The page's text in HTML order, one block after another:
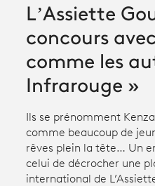
Creators
À la une
Participer et assister à une
À votre écoute
Productions et innovation
Programme tv
L’Assiette
concours
comme les
Infrarouge »
Ils se prénomment
comme beaucoup de
rêves plein la tête… Un
celui de décrocher une
international de